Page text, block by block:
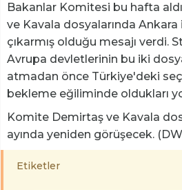
Bakanlar Komitesi bu hafta
ve Kavala dosyalarında
çıkarmış olduğu mesajı verdi.
Avrupa devletlerinin bu iki
atmadan önce Türkiye'deki
bekleme eğiliminde oldukları
Komite Demirtaş ve Kavala
ayında yeniden görüşecek.
Etiketler